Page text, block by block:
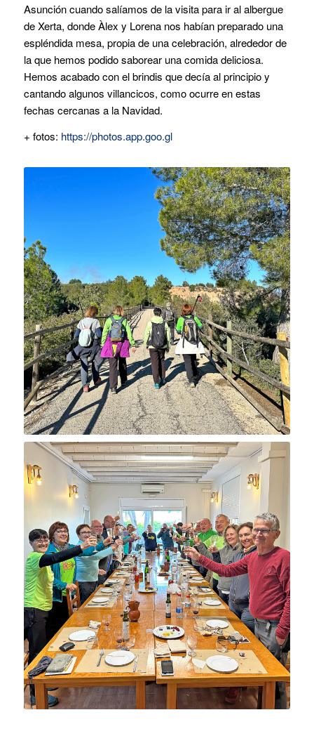
Asunción cuando salíamos de la visita para ir al albergue
de Xerta, donde Àlex y Lorena nos habían preparado una
espléndida mesa, propia de una celebración, alrededor de
la que hemos podido saborear una comida deliciosa.
Hemos acabado con el brindis que decía al principio y
cantando algunos villancicos, como ocurre en estas
fechas cercanas a la Navidad.
+ fotos: https://photos.app.goo.gl